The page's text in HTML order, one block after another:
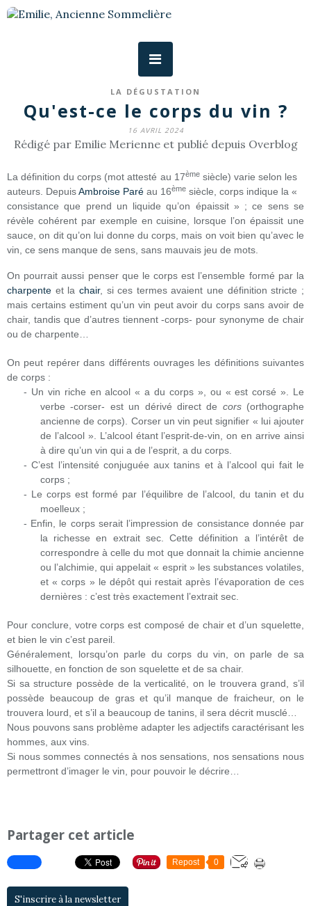
LA DÉGUSTATION
Qu'est-ce le corps du vin ?
16 AVRIL 2024
Rédigé par Emilie Merienne et publié depuis Overblog
La définition du corps (mot attesté au 17èmesiècle) varie selon les
auteurs. DepuisAmbroise Paré au 16ème siècle, corps indique la «
consistance que prend un liquide qu’on épaissit » ; ce sens se
révèle cohérent par exemple en cuisine, lorsque l’on épaissit une
sauce, on dit qu’on lui donne du corps, mais on voit bien qu’avec le
vin, ce sens manque de sens, sans mauvais jeu de mots.
On pourrait aussi penser que le corps est l’ensemble formé par la
charpente et la chair, si ces termes avaient une définition stricte ;
mais certains estiment qu’un vin peut avoir du corps sans avoir de
chair, tandis que d’autres tiennent -corps- pour synonyme de chair
ou de charpente…
On peut repérer dans différents ouvrages les définitions suivantes
de corps :
- Un vin riche en alcool « a du corps », ou « est corsé ». Le
verbe -corser- est un dérivé direct de cors(orthographe
ancienne de corps). Corser un vin peut signifier « lui ajouter
de l’alcool ». L’alcool étant l’esprit-de-vin, on en arrive ainsi
à dire qu’un vin qui a de l’esprit, a du corps.
- C’est l’intensité conjuguée aux tanins et à l’alcool qui fait le
corps ;
- Le corps est formé par l’équilibre de l’alcool, du tanin et du
moelleux ;
- Enfin, le corps serait l’impression de consistance donnée par
la richesse en extrait sec. Cette définition a l’intérêt de
correspondre à celle du mot que donnait la chimie ancienne
ou l’alchimie, qui appelait « esprit » les substances volatiles,
et « corps » le dépôt qui restait après l’évaporation de ces
dernières : c’est très exactement l’extrait sec.
Pour conclure, votre corps est composé de chair et d’un squelette,
et bien le vin c’est pareil.
Généralement, lorsqu’on parle du corps du vin, on parle de sa
silhouette, en fonction de son squelette et de sa chair.
Si sa structure possède de la verticalité, on le trouvera grand, s’il
possède beaucoup de gras et qu’il manque de fraicheur, on le
trouvera lourd, et s’il a beaucoup de tanins, il sera décrit musclé…
Nous pouvons sans problème adapter les adjectifs caractérisant les
hommes, aux vins.
Si nous sommes connectés à nos sensations, nos sensations nous
permettront d’imager le vin, pour pouvoir le décrire…
Partager cet article
Repost 0
S'inscrire à la newsletter